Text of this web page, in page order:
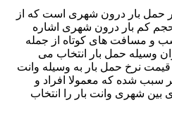
حمل بار درون شهری است که از
کم بار درون شهری اشاره
و مسافت های کوتاه از جمله
وسیله حمل بار انتخاب می
نرخ حمل بار به وسیله وانت
سبب شده که معمولا افراد و
بین شهری وانت بار را انتخاب